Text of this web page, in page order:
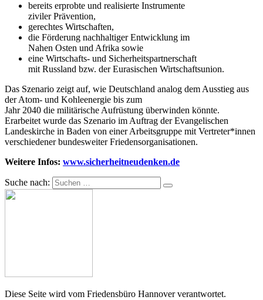
bereits erprobte und realisierte Instrumente
ziviler Prävention,
gerechtes Wirtschaften,
die Förderung nachhaltiger Entwicklung im
Nahen Osten und Afrika sowie
eine Wirtschafts- und Sicherheitspartnerschaft
mit Russland bzw. der Eurasischen Wirtschaftsunion.
Das Szenario zeigt auf, wie Deutschland analog dem Ausstieg aus
der Atom- und Kohleenergie bis zum
Jahr 2040 die militärische Aufrüstung überwinden könnte.
Erarbeitet wurde das Szenario im Auftrag der Evangelischen
Landeskirche in Baden von einer Arbeitsgruppe mit Vertreter*innen
verschiedener bundesweiter Friedensorganisationen.
Weitere Infos: www.sicherheitneudenken.de
Suche nach:
Diese Seite wird vom Friedensbüro Hannover verantwortet.